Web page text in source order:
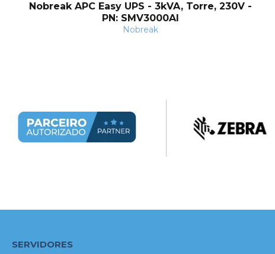
Nobreak APC Easy UPS - 3kVA, Torre, 230V -
PN: SMV3000AI
Nobreak
SERVIDORES